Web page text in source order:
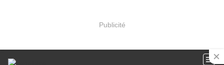
Publicité